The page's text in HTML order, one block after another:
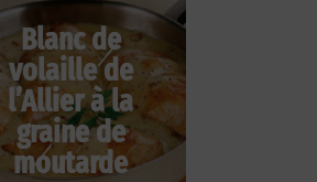
Blanc de
volaille de
l’Allier à la
graine de
moutarde